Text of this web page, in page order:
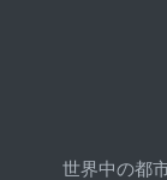
世界中の都